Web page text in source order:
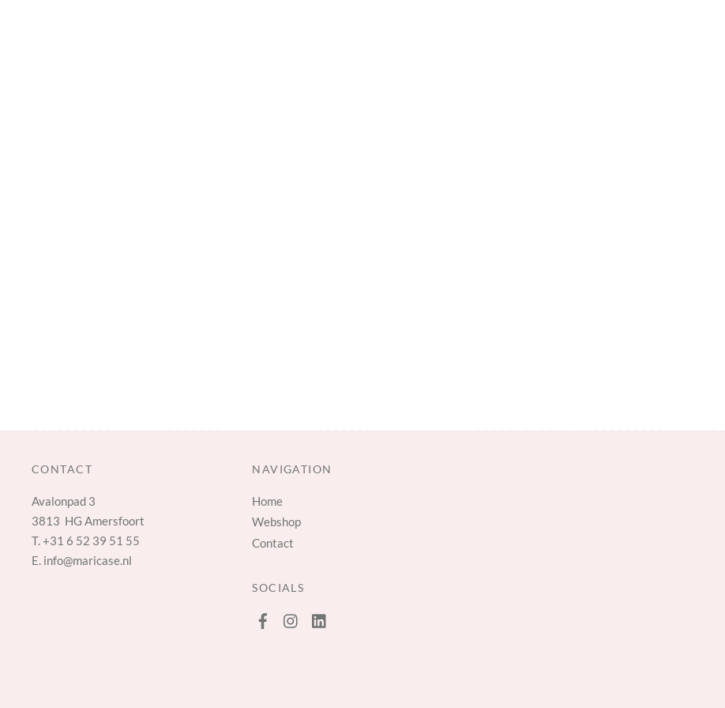
CONTACT
Avalonpad 3
3813 HG Amersfoort
T.+31 6 52 39 51 55
E. info@maricase.nl
NAVIGATION
Home
Webshop
Contact
SOCIALS